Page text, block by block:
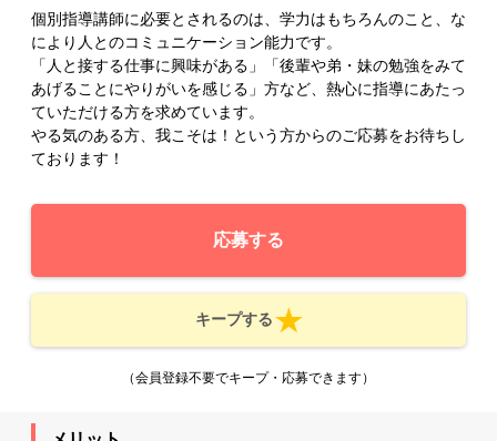
個別指導講師に必要とされるのは、学力はもちろんのこと、な
により人とのコミュニケーション能力です。
「人と接する仕事に興味がある」「後輩や弟・妹の勉強をみて
あげることにやりがいを感じる」方など、熱心に指導にあたっ
ていただける方を求めています。
やる気のある方、我こそは！という方からのご応募をお待ちし
ております！
応募する
キープする
（会員登録不要でキープ・応募できます）